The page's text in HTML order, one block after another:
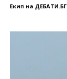
Екип на ДЕБАТИ.БГ